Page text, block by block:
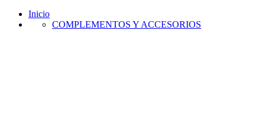
Inicio
COMPLEMENTOS Y ACCESORIOS